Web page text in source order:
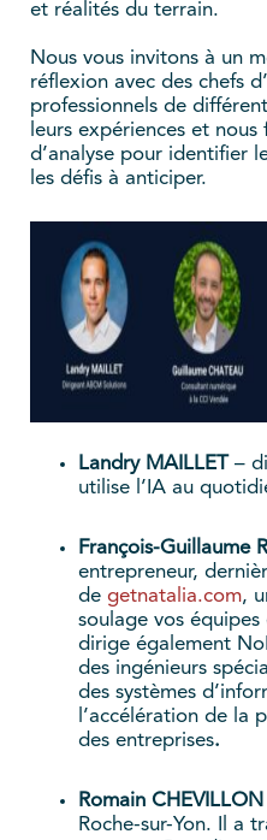
et réalités du terrain.
Nous vous invitons à un
réflexion avec des chefs
professionnels de
leurs expériences et
d’analyse pour identifier
les défis à anticiper.
Landry MAILLET –
utilise l’IA au
François-Guillaume
entrepreneur,
de getnatalia.com,
soulage vos équipes
dirige également
des ingénieurs
des systèmes
l’accélération de la
des entreprises.
Romain CHEVILLON
Roche-sur-Yon. Il a